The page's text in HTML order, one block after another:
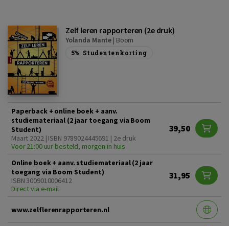
Zelf leren rapporteren (2e druk)
Yolanda Mante | Boom
5% Studentenkorting
Paperback + online boek + aanv.
studiemateriaal (2 jaar toegang via Boom
Student)
Maart 2022 | ISBN 9789024445691 | 2e druk
Voor 21:00 uur besteld, morgen in huis
39,50
Online boek + aanv. studiemateriaal (2 jaar
toegang via Boom Student)
ISBN 3009010006412
Direct via e-mail
31,95
www.zelflerenrapporteren.nl